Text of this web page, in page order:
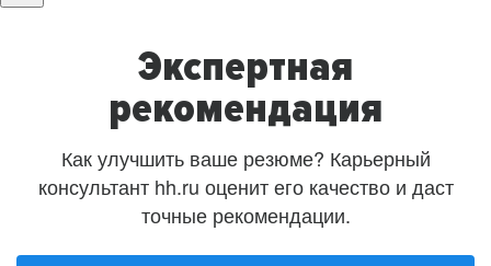
Экспертная
рекомендация
Как улучшить ваше резюме? Карьерный
консультант hh.ru оценит его качество и даст
точные рекомендации.